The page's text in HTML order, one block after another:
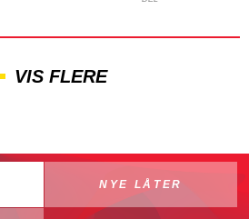
VIS FLERE
NYE LÅTER